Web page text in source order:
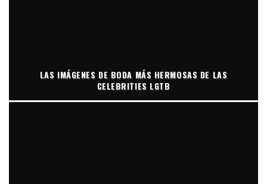
LAS IMÁGENES DE BODA MÁS HERMOSAS DE LAS
CELEBRITIES LGTB